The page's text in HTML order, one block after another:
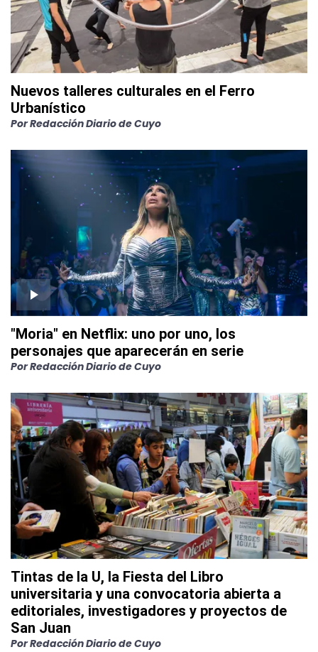
Nuevos talleres culturales en el Ferro
Urbanístico
PorRedacción Diario de Cuyo
"Moria" en Netflix: uno por uno, los
personajes que aparecerán en serie
PorRedacción Diario de Cuyo
Tintas de la U, la Fiesta del Libro
universitaria y una convocatoria abierta a
editoriales, investigadores y proyectos de
San Juan
PorRedacción Diario de Cuyo